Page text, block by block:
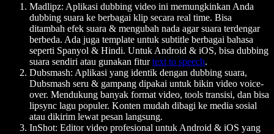
Madlipz: Aplikasi dubbing video ini memungkinkan Anda
dubbing suara ke berbagai klip secara real time. Bisa
ditambah efek suara & mengubah nada agar suara terdengar
berbeda. Ada juga template untuk subtitle berbagai bahasa
seperti Spanyol & Hindi. Untuk Android & iOS, bisa dubbing
suara sendiri atau gunakan fiturtext to speech.
Dubsmash: Aplikasi yang identik dengan dubbing suara,
Dubsmash seru & gampang dipakai untuk bikin video voice-
over. Mendukung banyak format video, tools transisi, dan bisa
lipsync lagu populer. Konten mudah dibagi ke media sosial
atau dikirim lewat pesan langsung.
InShot: Editor video profesional untuk Android & iOS yang